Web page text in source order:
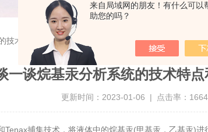
来自局域网的朋友！有什么可以
助您的吗？
技术特点和工作原理
一谈烷基汞分析系统的技术特
更新时间：2023-01-06 | 点击率：1664
Tenax捕集技术，将液体中的烷基汞(甲基汞，乙基汞)